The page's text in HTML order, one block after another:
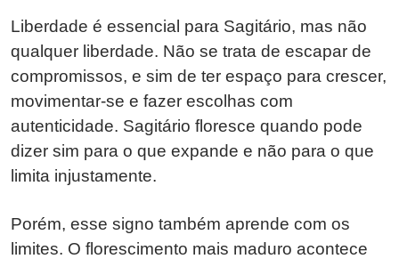
Liberdade é essencial para Sagitário, mas não
qualquer liberdade. Não se trata de escapar de
compromissos, e sim de ter espaço para crescer,
movimentar-se e fazer escolhas com
autenticidade. Sagitário floresce quando pode
dizer sim para o que expande e não para o que
limita injustamente.
Porém, esse signo também aprende com os
limites. O florescimento mais maduro acontece